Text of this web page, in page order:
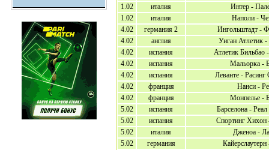
1.02
италия
Интер -
1.02
италия
Наполи -
4.02
германия 2
Ингольштадт -
4.02
англия
Уиган Атлетик
4.02
испания
Атлетик Бильбао
4.02
испания
Мальорка -
4.02
испания
Леванте - Расинг
4.02
франция
Нанси -
4.02
франция
Монпелье -
5.02
испания
Барселона - Реал
5.02
испания
Спортинг Хихон
5.02
италия
Дженоа -
5.02
германия